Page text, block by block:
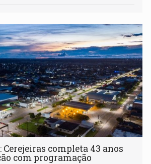
Cerejeiras completa 43 anos
com programação